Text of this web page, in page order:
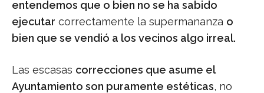
entendemos que o bien no se ha sabido
ejecutar correctamente la supermananza o
bien que se vendió a los vecinos algo irreal.
Las escasas correcciones que asume el
Ayuntamiento son puramente estéticas, no